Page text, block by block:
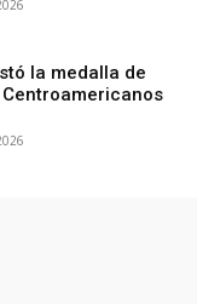
la medalla de